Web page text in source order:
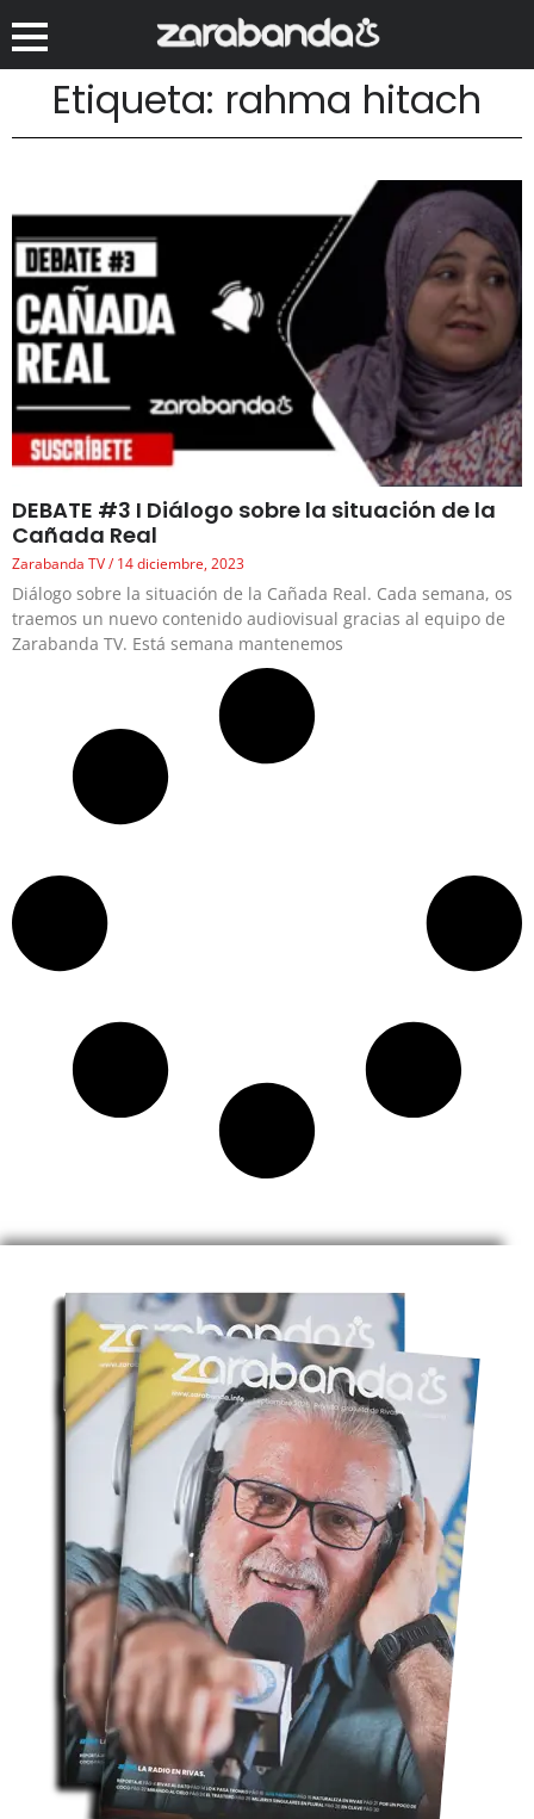
Etiqueta: rahma hitach
DEBATE #3 I Diálogo sobre la situación de la
Cañada Real
Zarabanda TV 14 diciembre, 2023
Diálogo sobre la situación de la Cañada Real. Cada semana, os
traemos un nuevo contenido audiovisual gracias al equipo de
Zarabanda TV. Está semana mantenemos